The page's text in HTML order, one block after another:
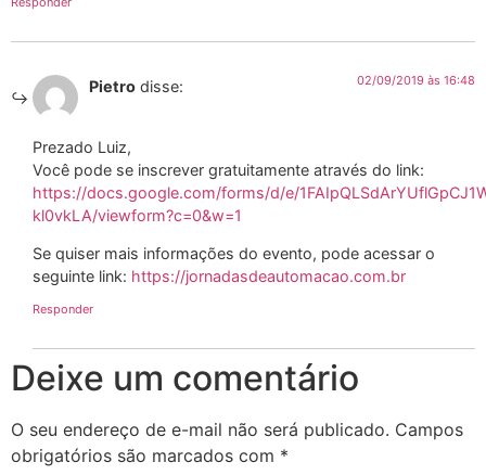
Pietro disse: 02/09/2019 às 16:48
Prezado Luiz,
Você pode se inscrever gratuitamente através do link:
https://docs.google.com/forms/d/e/
kl0vkLA/viewform?c=0&w=1
Se quiser mais informações do evento, pode acessar o
seguinte link: https://jornadasdeautomacao.com.br
Responder
Deixe um comentário
O seu endereço de e-mail não será publicado. Campos
obrigatórios são marcados com *